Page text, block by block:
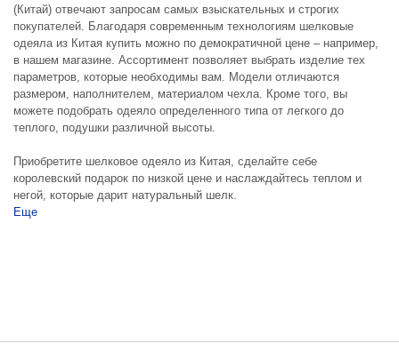
(Китай) отвечают запросам самых взыскательных и строгих
покупателей. Благодаря современным технологиям шелковые
одеяла из Китая купить можно по демократичной цене – например,
в нашем магазине. Ассортимент позволяет выбрать изделие тех
параметров, которые необходимы вам. Модели отличаются
размером, наполнителем, материалом чехла. Кроме того, вы
можете подобрать одеяло определенного типа от легкого до
теплого, подушки различной высоты.
Приобретите шелковое одеяло из Китая, сделайте себе
королевский подарок по низкой цене и наслаждайтесь теплом и
негой, которые дарит натуральный шелк.
Еще